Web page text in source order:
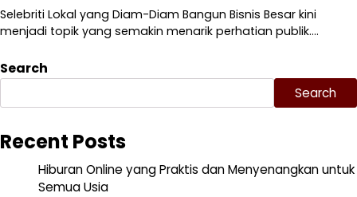
Selebriti Lokal yang Diam-Diam Bangun Bisnis Besar kini
menjadi topik yang semakin menarik perhatian publik.…
Search
Search
Recent Posts
Hiburan Online yang Praktis dan Menyenangkan untuk
Semua Usia